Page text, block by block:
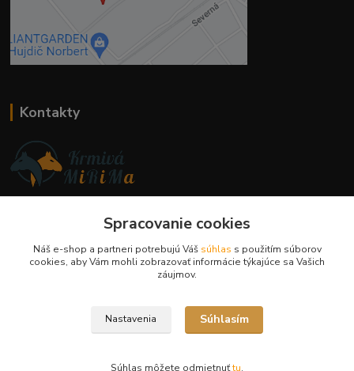
Kontakty
+421 944 394 715
info@krmivamirima.sk
Spracovanie cookies
Náš e-shop a partneri potrebujú Váš súhlas s použitím súborov
cookies, aby Vám mohli zobrazovať informácie týkajúce sa Vašich
záujmov.
Nastavenia Súhlasím
Súhlas môžete odmietnuťtu.